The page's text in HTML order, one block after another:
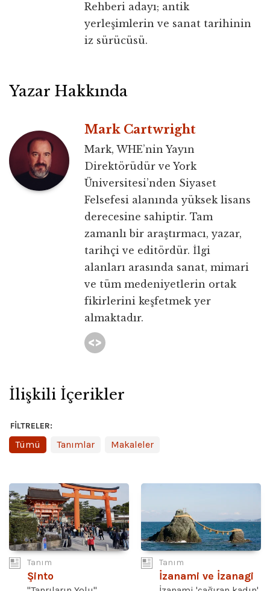
Rehberi adayı; antik
yerleşimlerin ve sanat tarihinin
iz sürücüsü.
Yazar Hakkında
Mark Cartwright
Mark, WHE’nin Yayın
Direktörüdür ve York
Üniversitesi’nden Siyaset
Felsefesi alanında yüksek lisans
derecesine sahiptir. Tam
zamanlı bir araştırmacı, yazar,
tarihçi ve editördür. İlgi
alanları arasında sanat, mimari
ve tüm medeniyetlerin ortak
fikirlerini keşfetmek yer
almaktadır.
İlişkili İçerikler
FILTRELER:
Tümü Tanımlar Makaleler
Tanım
Şinto
Tanım
İzanami ve İzanagi